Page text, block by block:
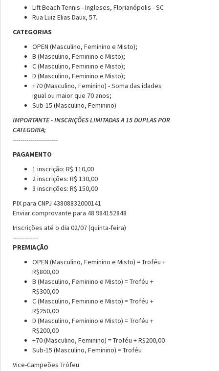
Lift Beach Tennis - Ingleses, Florianópolis - SC
Rua Luiz Elias Daux, 57.
CATEGORIAS
OPEN (Masculino, Feminino e Misto);
B (Masculino, Feminino e Misto);
C (Masculino, Feminino e Misto);
D (Masculino, Feminino e Misto);
+70 (Masculino, Feminino) - Soma das idades
igual ou maior que 70 anos;
Sub-15 (Masculino, Feminino)
IMPORTANTE - INSCRIÇÕES LIMITADAS A 15 DUPLAS POR
CATEGORIA;
-----------------------
PAGAMENTO
1 inscrição: R$ 110,00
2 inscrições: R$ 130,00
3 inscrições: R$ 150,00
PIX para CNPJ 43808832000141
Enviar comprovante para 48 984152848
Inscrições até o dia 02/07 (quinta-feira)
-------------
PREMIAÇÃO
OPEN (Masculino, Feminino e Misto) = Troféu +
R$800,00
B (Masculino, Feminino e Misto) = Troféu +
R$300,00
C (Masculino, Feminino e Misto) = Troféu +
R$250,00
D (Masculino, Feminino e Misto) = Troféu +
R$200,00
+70 (Masculino, Feminino) = Troféu + R$200,00
Sub-15 (Masculino, Feminino) = Troféu
Vice-Campeões Trófeu